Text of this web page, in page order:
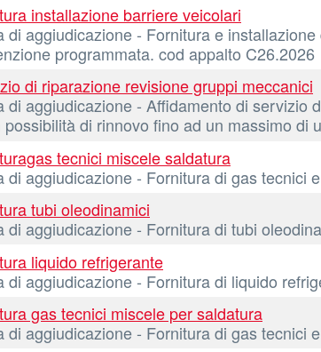
installazione barriere veicolari
di aggiudicazione - Fornitura e
programmata. cod appalto C26.2026
di riparazione revisione gruppi meccanici
di aggiudicazione - Affidamento di
di rinnovo fino ad un massimo
tecnici miscele saldatura
di aggiudicazione - Fornitura di gas tecnici
tubi oleodinamici
di aggiudicazione - Fornitura di tubi
liquido refrigerante
di aggiudicazione - Fornitura di liquido
gas tecnici miscele per saldatura
di aggiudicazione - Fornitura di gas tecnici